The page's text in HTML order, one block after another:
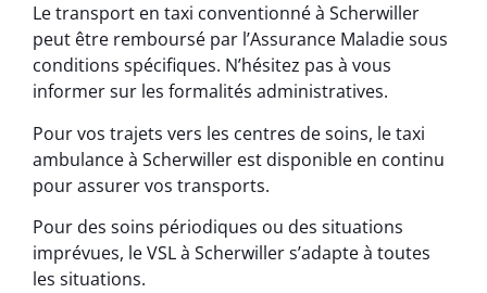
Le transport en taxi conventionné à Scherwiller
peut être remboursé par l’Assurance Maladie sous
conditions spécifiques. N’hésitez pas à vous
informer sur les formalités administratives.
Pour vos trajets vers les centres de soins, le taxi
ambulance à Scherwiller est disponible en continu
pour assurer vos transports.
Pour des soins périodiques ou des situations
imprévues, le VSL à Scherwiller s’adapte à toutes
les situations.